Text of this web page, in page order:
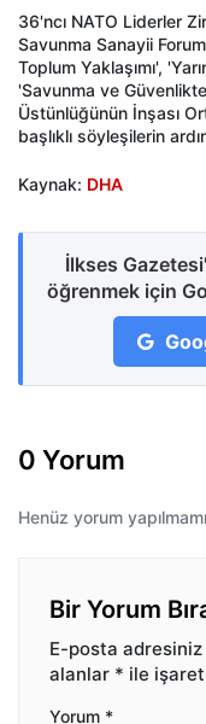
36'ncı NATO Liderler
Savunma Sanayii
Toplum Yaklaşımı',
'Savunma ve Güvenlikte
Üstünlüğünün İnşası
başlıklı söyleşilerin
Kaynak: DHA
İlkses
öğrenmek için
0 Yorum
Henüz yorum
Bir Yorum
E-posta adresiniz
alanlar * ile
Yorum *